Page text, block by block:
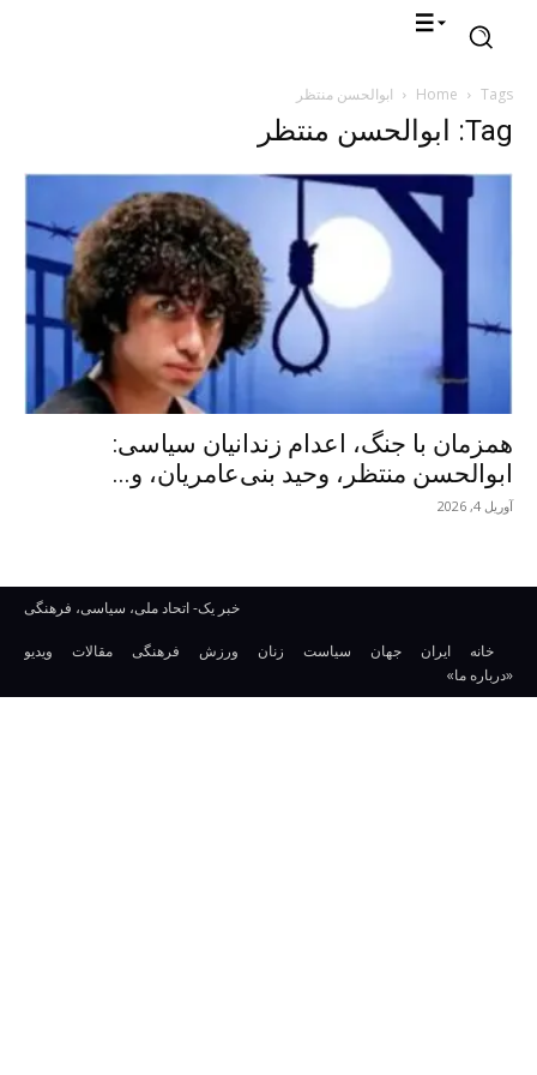
Home Tags ابوالحسن منتظر
Tag: ابوالحسن منتظر
همزمان با جنگ، اعدام زندانیان سیاسی:
ابوالحسن منتظر، وحید بنی‌عامریان، و...
آوریل 4, 2026
خبر یک- اتحاد ملی، سیاسی، فرهنگی
خانه ایران جهان سیاست زنان ورزش فرهنگی مقالات
ویدیو
«درباره ما»